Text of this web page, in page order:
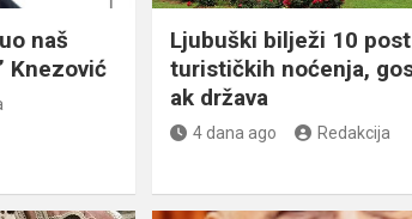
naš
Knezović
Ljubuški bilježi 10
turističkih noćenja,
ak država
4 dana ago Redakcija